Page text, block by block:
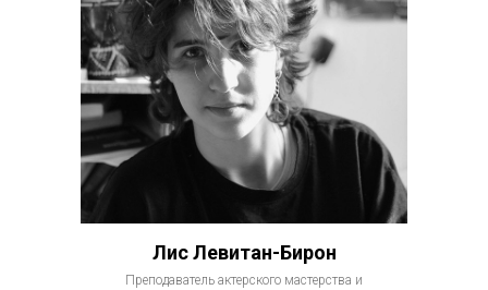
Лис Левитан-Бирон
Преподаватель актерского мастерства и